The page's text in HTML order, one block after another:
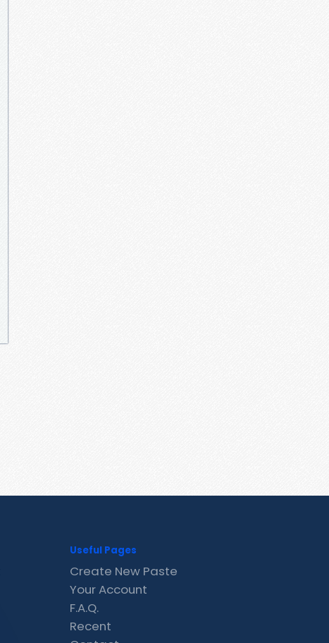
Useful Pages
Create New Paste
Your Account
F.A.Q.
Recent